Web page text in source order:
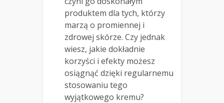
produktem dla tych, którzy
marzą o promiennej i
zdrowej skórze. Czy jednak
wiesz, jakie dokładnie
korzyści i efekty możesz
osiągnąć dzięki regularnemu
stosowaniu tego
wyjątkowego kremu?